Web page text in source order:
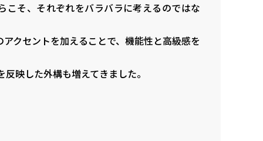
こそ、それぞれをバラバラに考えるのではな
クセントを加えることで、機能性と高級感を
映した外構も増えてきました。